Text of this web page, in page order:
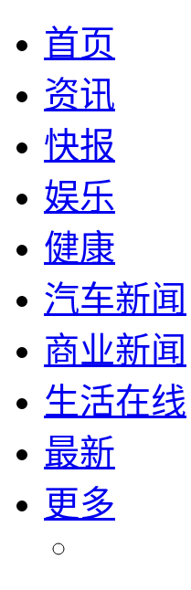
首页
资讯
快报
娱乐
健康
汽车新闻
商业新闻
生活在线
最新
更多